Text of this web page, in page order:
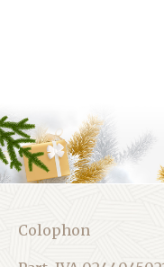
Colophon